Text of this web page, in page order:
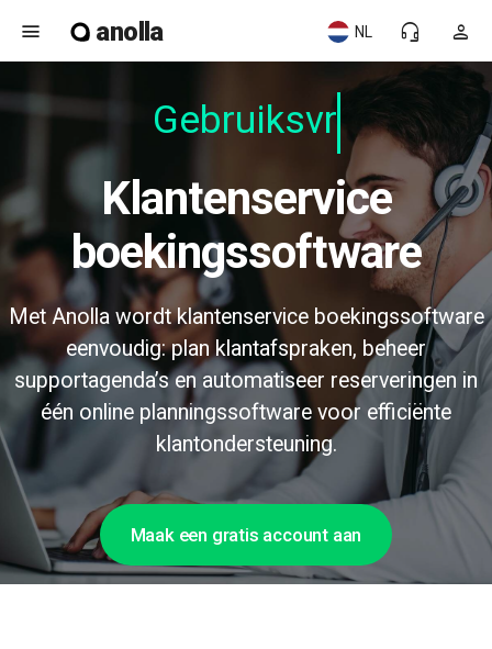
menu anolla person
headset_mic
NL
Gebruiksvrie
Klantenservice
boekingssoftware
Met Anolla wordt klantenservice boekingssoftware
eenvoudig: plan klantafspraken, beheer
supportagenda’s en automatiseer reserveringen in
één online planningssoftware voor efficiënte
klantondersteuning.
Maak een gratis account aan